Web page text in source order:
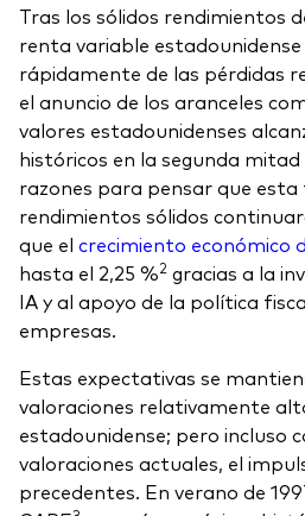
Tras los sólidos rendimientos
renta variable
rápidamente de las pérdidas
el anuncio de los aranceles
valores estadounidenses
históricos en la segunda
razones para pensar que esta
rendimientos sólidos
que el crecimiento económico
hasta el 2,25 %2 gracias a la
IA y al apoyo de la política
empresas.
Estas expectativas se
valoraciones relativamente
estadounidense; pero incluso
valoraciones actuales, el
precedentes. En verano de